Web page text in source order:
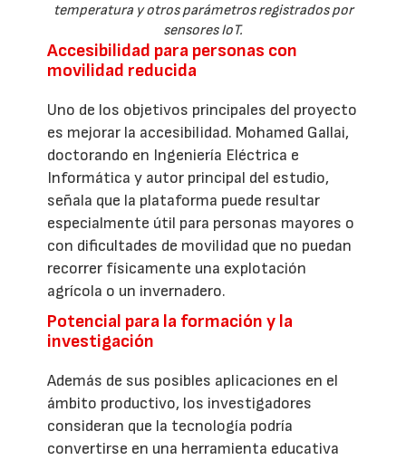
temperatura y otros parámetros registrados por
sensores IoT.
Accesibilidad para personas con
movilidad reducida
Uno de los objetivos principales del proyecto
es mejorar la accesibilidad. Mohamed Gallai,
doctorando en Ingeniería Eléctrica e
Informática y autor principal del estudio,
señala que la plataforma puede resultar
especialmente útil para personas mayores o
con dificultades de movilidad que no puedan
recorrer físicamente una explotación
agrícola o un invernadero.
Potencial para la formación y la
investigación
Además de sus posibles aplicaciones en el
ámbito productivo, los investigadores
consideran que la tecnología podría
convertirse en una herramienta educativa